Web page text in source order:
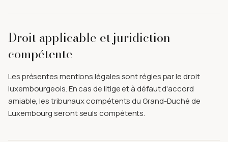
Droit applicable et juridiction
compétente
Les présentes mentions légales sont régies par le droit
luxembourgeois. En cas de litige et à défaut d'accord
amiable, les tribunaux compétents du Grand-Duché de
Luxembourg seront seuls compétents.